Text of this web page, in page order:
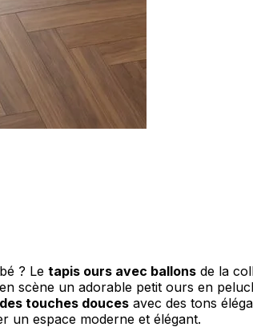
? Le tapis ours avec ballons de la
scène un adorable petit ours en
touches douces avec des tons
un espace moderne et élégant.
comme prévu sans eux. Ces cookies